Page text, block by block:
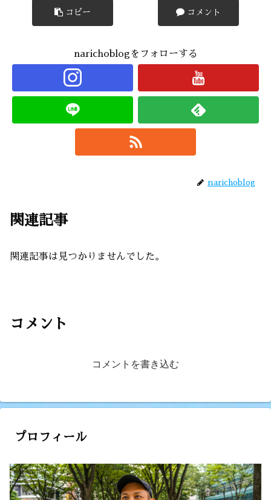
コピー コメント
narichoblogをフォローする
narichoblog
関連記事
関連記事は見つかりませんでした。
コメント
コメントを書き込む
プロフィール